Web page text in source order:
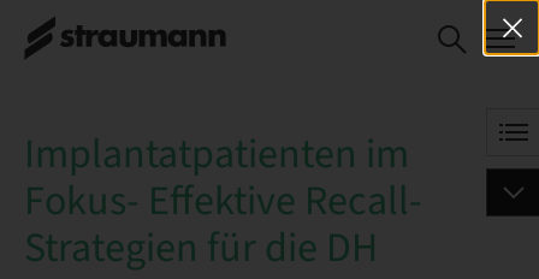
Implantatpatienten im
Fokus- Effektive Recall-
RESERVAR AHORA
Implantatpatienten im
Fokus- Effektive Recall-
Strategien für die DH